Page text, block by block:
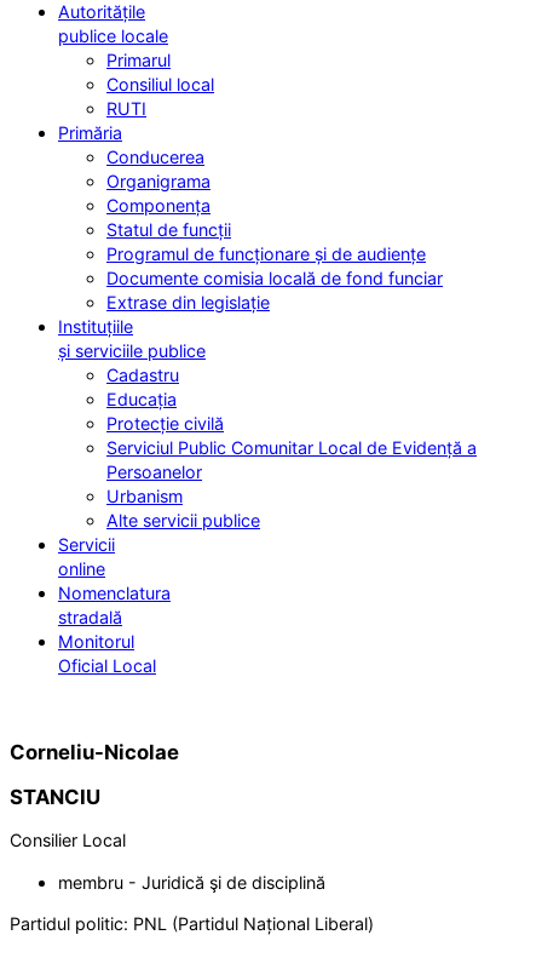
Autoritățile
publice locale
Primarul
Consiliul local
RUTI
Primăria
Conducerea
Organigrama
Componența
Statul de funcții
Programul de funcționare și de audiențe
Documente comisia locală de fond funciar
Extrase din legislație
Instituțiile
și serviciile publice
Cadastru
Educația
Protecție civilă
Serviciul Public Comunitar Local de Evidență a
Persoanelor
Urbanism
Alte servicii publice
Servicii
online
Nomenclatura
stradală
Monitorul
Oficial Local
Corneliu-Nicolae
STANCIU
Consilier Local
membru - Juridică şi de disciplină
Partidul politic: PNL (Partidul Național Liberal)